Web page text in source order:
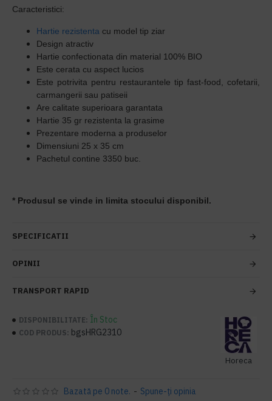
Caracteristici:
Hartie rezistenta cu model tip ziar
Design atractiv
Hartie confectionata din material 100% BIO
Este cerata cu aspect lucios
Este potrivita pentru restaurantele tip fast-food, cofetarii,
carmangerii sau patiseii
Are calitate superioara garantata
Hartie 35 gr rezistenta la grasime
Prezentare moderna a produselor
Dimensiuni 25 x 35 cm
Pachetul contine 3350 buc.
* Produsul se vinde in limita stocului disponibil.
SPECIFICATII
OPINII
TRANSPORT RAPID
DISPONIBILITATE: În Stoc
COD PRODUS: bgsHRG2310
Horeca
Bazată pe 0 note. - Spune-ţi opinia